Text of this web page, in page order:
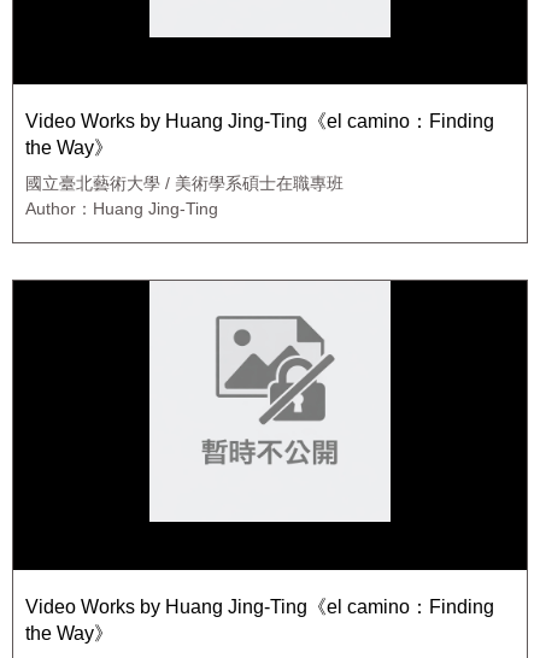
Video Works by Huang Jing-Ting《el camino：Finding
the Way》
國立臺北藝術大學 / 美術學系碩士在職專班
Author：Huang Jing-Ting
Video Works by Huang Jing-Ting《el camino：Finding
the Way》